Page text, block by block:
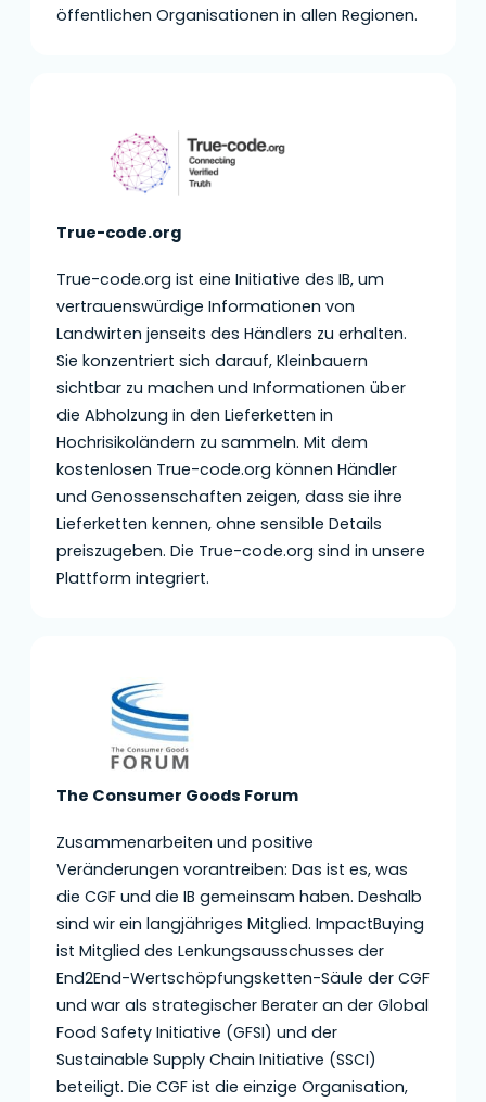
öffentlichen Organisationen in allen Regionen.
True-code.org
True-code.org ist eine Initiative des IB, um
vertrauenswürdige Informationen von
Landwirten jenseits des Händlers zu erhalten.
Sie konzentriert sich darauf, Kleinbauern
sichtbar zu machen und Informationen über
die Abholzung in den Lieferketten in
Hochrisikoländern zu sammeln. Mit dem
kostenlosen True-code.org können Händler
und Genossenschaften zeigen, dass sie ihre
Lieferketten kennen, ohne sensible Details
preiszugeben. Die True-code.org sind in unsere
Plattform integriert.
The Consumer Goods Forum
Zusammenarbeiten und positive
Veränderungen vorantreiben: Das ist es, was
die CGF und die IB gemeinsam haben. Deshalb
sind wir ein langjähriges Mitglied. ImpactBuying
ist Mitglied des Lenkungsausschusses der
End2End-Wertschöpfungsketten-Säule der CGF
und war als strategischer Berater an der Global
Food Safety Initiative (GFSI) und der
Sustainable Supply Chain Initiative (SSCI)
beteiligt. Die CGF ist die einzige Organisation,